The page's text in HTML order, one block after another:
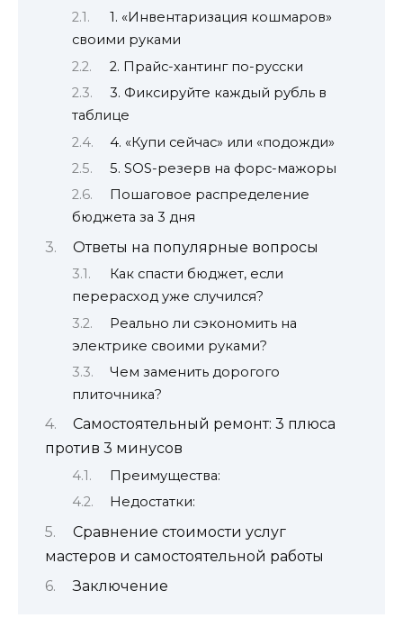
1. «Инвентаризация кошмаров»
своими руками
2. Прайс-хантинг по-русски
3. Фиксируйте каждый рубль в
таблице
4. «Купи сейчас» или «подожди»
5. SOS-резерв на форс-мажоры
Пошаговое распределение
бюджета за 3 дня
Ответы на популярные вопросы
Как спасти бюджет, если
перерасход уже случился?
Реально ли сэкономить на
электрике своими руками?
Чем заменить дорогого
плиточника?
Самостоятельный ремонт: 3 плюса
против 3 минусов
Преимущества:
Недостатки:
Сравнение стоимости услуг
мастеров и самостоятельной работы
Заключение